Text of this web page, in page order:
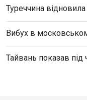
Туреччина
Вибух в
Тайвань показав під